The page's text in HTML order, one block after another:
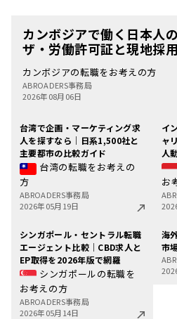
カンボジアで働く日本人
ザ・労働許可証と現地採
カンボジアの転職をお考えの方
ABROADERS事務局
2026年08月06日
台湾で企画・マーケティング求
人を探すなら｜日系1,500社と
主要都市の比較ガイド
台湾の転職をお考えの
方
ABROADERS事務局
2026年05月19日
イ
ャ
人
お
シンガポール・セントラル転職
エージェント比較｜CBD求人と
EP取得を2026年版で網羅
シンガポールの転職を
お考えの方
ABROADERS事務局
2026年05月14日
海
市